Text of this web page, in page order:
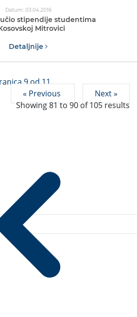
Datum: 03.04.2016
stipendije studentima
Mitrovici
Detaljnije
9 od 11
« Previous
Next »
Showing81to90 of105results